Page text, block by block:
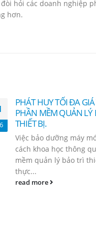
hỏi các doanh nghiệp
hơn.
PHÁT HUY TỐI ĐA GIÁ
PHẦN MỀM QUẢN LÝ
THIẾT BỊ.
Việc bảo dưỡng máy
cách khoa học thông
mềm quản lý bảo trì
thực...
read more